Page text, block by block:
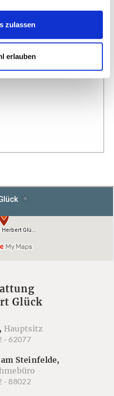
zulassen
erlauben
Glück
Hauptsitz
- 62077
Steinfelde,
- 88022